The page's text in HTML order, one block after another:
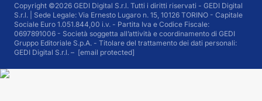
Copyright ©2026 GEDI Digital S.r.l. Tutti i diritti riservati - GEDI Digital
S.r.l. | Sede Legale: Via Ernesto Lugaro n. 15, 10126 TORINO - Capitale
Sociale Euro 1.051.844,00 i.v. - Partita Iva e Codice Fiscale:
0697891006 - Società soggetta all’attività e coordinamento di GEDI
Gruppo Editoriale S.p.A. - Titolare del trattamento dei dati personali:
GEDI Digital S.r.l. – [email protected]